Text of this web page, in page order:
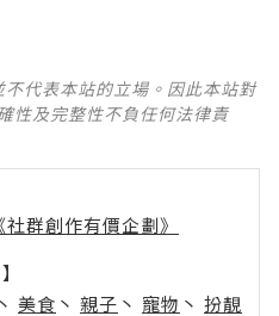
代表本站的立場。因此本站對
性及完整性不負任何法律責
群創作有價企劃》
丶 美食 丶 親子 丶 寵物 丶 扮靚